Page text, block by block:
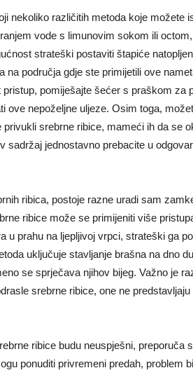
nekoliko različitih metoda koje možete
vode s limunovim sokom ili
strateški postaviti štapiće
na područja gdje ste primijetili ove
pomiješajte šećer s praškom za
ove nepoželjne uljeze. Osim toga,
srebrne ribice, mameći ih da se
sadržaj jednostavno prebacite u
ribica, postoje razne uradi sam
ribice može se primijeniti više
u prahu na ljepljivoj vrpci, strateški ga
uključuje stavljanje brašna na dno
se sprječava njihov bijeg. Važno je
srebrne ribice, one ne
ribice budu neuspješni, preporuča
ponuditi privremeni predah, problem